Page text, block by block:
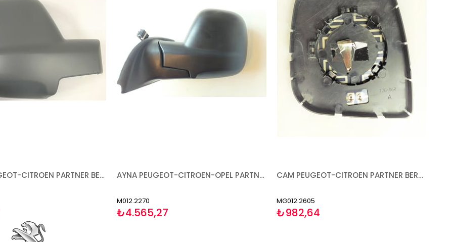
KAPAK PEUGEOT-CITROEN PARTNER BERLİNGO 2013- ASTARLI SAĞ AYNA PEUGEOT-CITROEN-OPEL PARTNER RİFTER BERLİNGO COMBO 2018 - ELEKTRİKLİ ISITMALI SOL
M012.2270
₺4.565,27
CAM PEUGEOT-CITROEN PARTNER BERLİNGO-(JUMPY-EXPERT TRAVELLER PROACE 2016-) (COMBO RİFTER 2018-) (VİVARO C 2019-)2013-ISITMALI SAĞ
MG012.2605
₺982,64